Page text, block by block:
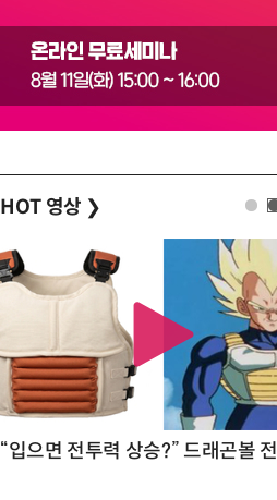
HOT 영상 ❯